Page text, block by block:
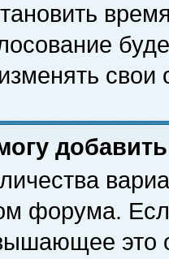
свои
форума.
это